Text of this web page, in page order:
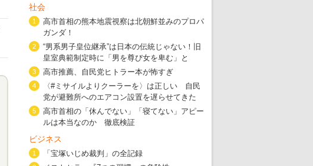
特集 東京五輪強行開催特別企画 大ウソだら
・
五輪入場行進にすぎやまこういちの曲、杉田水脈の
・
・
社会
1
高市首相の熊本地震視察は北朝鮮並みのプロパ
ガンダ！
2
“男系男子皇位継承”は日本の伝統じゃない！旧
皇室典範制定時に「男を尊び女を卑む」と
3 高市推薦、自民党ヒトラー本が怖すぎ
4
〈#ミサイルよりクーラーを〉は正しい 自民
党が避難所へのエアコン設置を遅らせてきた
5
高市首相の「休んでない」「寝てない」アピー
ルは本当なのか 徹底検証
ビジネス
1 「宝塚いじめ裁判」の全記録